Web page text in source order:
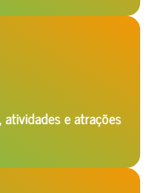
e atrações